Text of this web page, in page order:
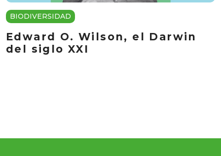
BIODIVERSIDAD
Edward O. Wilson, el Darwin
del siglo XXI